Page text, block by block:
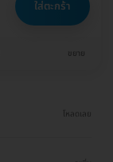
ใส่ตะกร้า
ขยาย
โหลดเลย